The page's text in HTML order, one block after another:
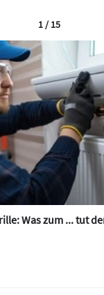
Was zum ... tut
1 / 15